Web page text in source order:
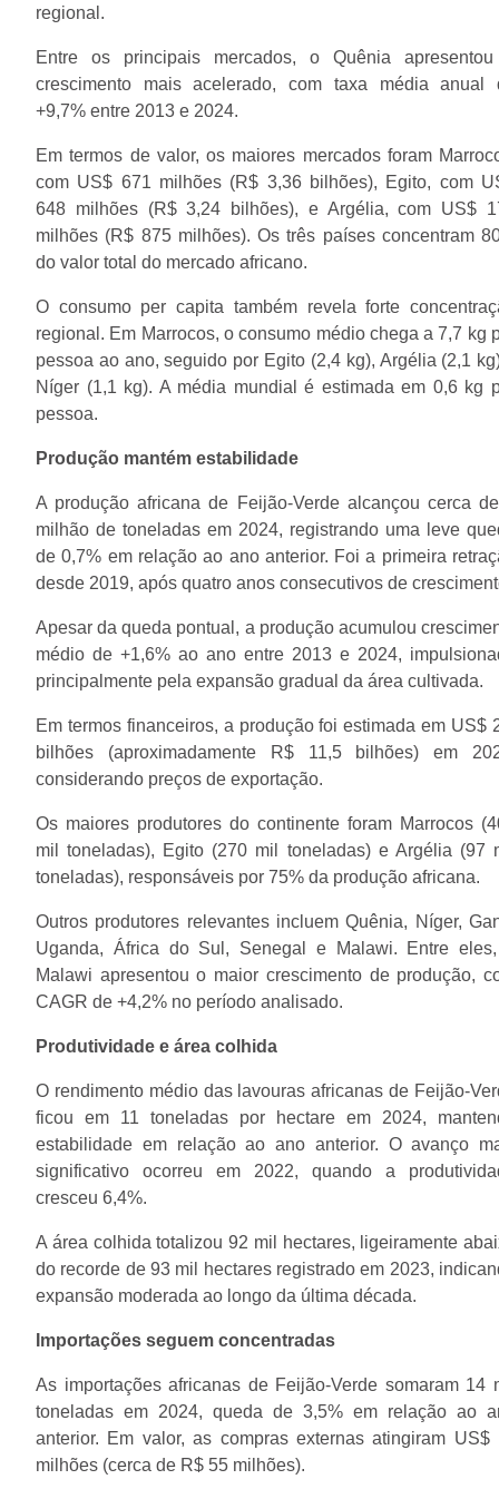
regional.
Entre os principais mercados, o Quênia
crescimento mais acelerado, com taxa média anual
+9,7% entre 2013 e 2024.
Em termos de valor, os maiores mercados foram
com US$ 671 milhões (R$ 3,36 bilhões), Egito, com
648 milhões (R$ 3,24 bilhões), e Argélia, com US$
milhões (R$ 875 milhões). Os três países concentram
do valor total do mercado africano.
O consumo per capita também revela forte
regional. Em Marrocos, o consumo médio chega a 7,7 kg
pessoa ao ano, seguido por Egito (2,4 kg), Argélia (2,1
Níger (1,1 kg). A média mundial é estimada em 0,6 kg
pessoa.
Produção mantém estabilidade
A produção africana de Feijão-Verde alcançou cerca
milhão de toneladas em 2024, registrando uma leve
de 0,7% em relação ao ano anterior. Foi a primeira
desde 2019, após quatro anos consecutivos de
Apesar da queda pontual, a produção acumulou
médio de +1,6% ao ano entre 2013 e 2024,
principalmente pela expansão gradual da área cultivada.
Em termos financeiros, a produção foi estimada em US$
bilhões (aproximadamente R$ 11,5 bilhões) em
considerando preços de exportação.
Os maiores produtores do continente foram Marrocos
mil toneladas), Egito (270 mil toneladas) e Argélia (97
toneladas), responsáveis por 75% da produção africana.
Outros produtores relevantes incluem Quênia, Níger,
Uganda, África do Sul, Senegal e Malawi. Entre
Malawi apresentou o maior crescimento de produção,
CAGR de +4,2% no período analisado.
Produtividade e área colhida
O rendimento médio das lavouras africanas de Feijão-
ficou em 11 toneladas por hectare em 2024,
estabilidade em relação ao ano anterior. O avanço
significativo ocorreu em 2022, quando a
cresceu 6,4%.
A área colhida totalizou 92 mil hectares, ligeiramente
do recorde de 93 mil hectares registrado em 2023,
expansão moderada ao longo da última década.
Importações seguem concentradas
As importações africanas de Feijão-Verde somaram 14
toneladas em 2024, queda de 3,5% em relação ao
anterior. Em valor, as compras externas atingiram US$
milhões (cerca de R$ 55 milhões).